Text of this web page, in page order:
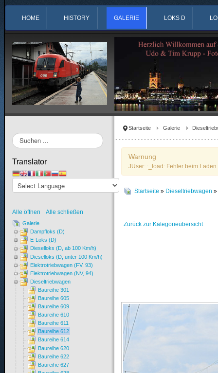
HOME HISTORY GALERIE LOKS D
Startseite Galerie
Warnung
JUser: :_load: Fehler beim
Startseite » Dieseltriebwagen
Zurück zur Kategorieübersicht
Suchen
...
Translator
Alle öffnen Alle schließen
Galerie
Dampfloks (D)
E-Loks (D)
Dieselloks (D, ab 100 Km/h)
Dieselloks (D, unter 100 Km/h)
Elektrotriebwagen (FV, 93)
Elektrotriebwagen (NV, 94)
Dieseltriebwagen
Baureihe 301
Baureihe 605
Baureihe 609
Baureihe 610
Baureihe 611
Baureihe 612
Baureihe 614
Baureihe 620
Baureihe 622
Baureihe 627